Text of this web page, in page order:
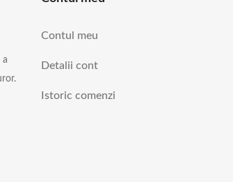
a
Contul meu
Detalii cont
Istoric comenzi